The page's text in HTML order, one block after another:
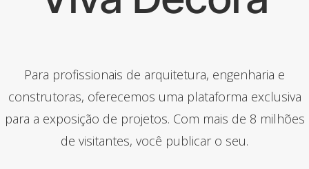
Para profissionais de arquitetura, engenharia e
construtoras, oferecemos uma plataforma exclusiva
para a exposição de projetos. Com mais de 8 milhões
de visitantes, você publicar o seu.